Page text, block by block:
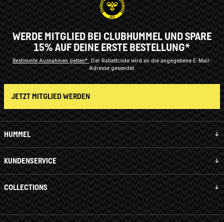
HUMMEL
KUNDENSERVICE
COLLECTIONS
WERDE MITGLIED BEI CLUBHUMMEL UND SPARE
15% AUF DEINE ERSTE BESTELLUNG*
Bestimmte Ausnahmen gelten*
Der Rabattcode wird an die angegebene E-Mail-
Adresse gesendet.
JETZT MITGLIED WERDEN